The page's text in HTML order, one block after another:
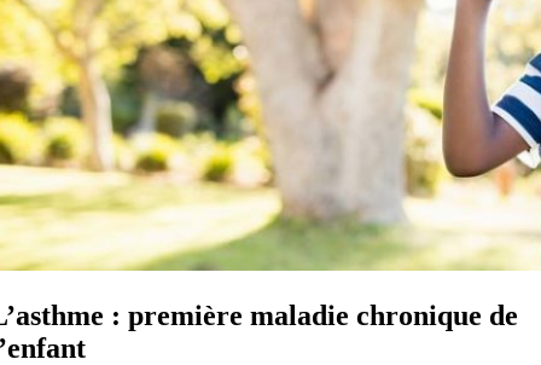
: première maladie chronique de